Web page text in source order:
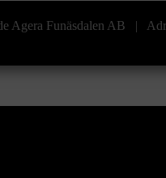
Agera Funäsdalen AB |